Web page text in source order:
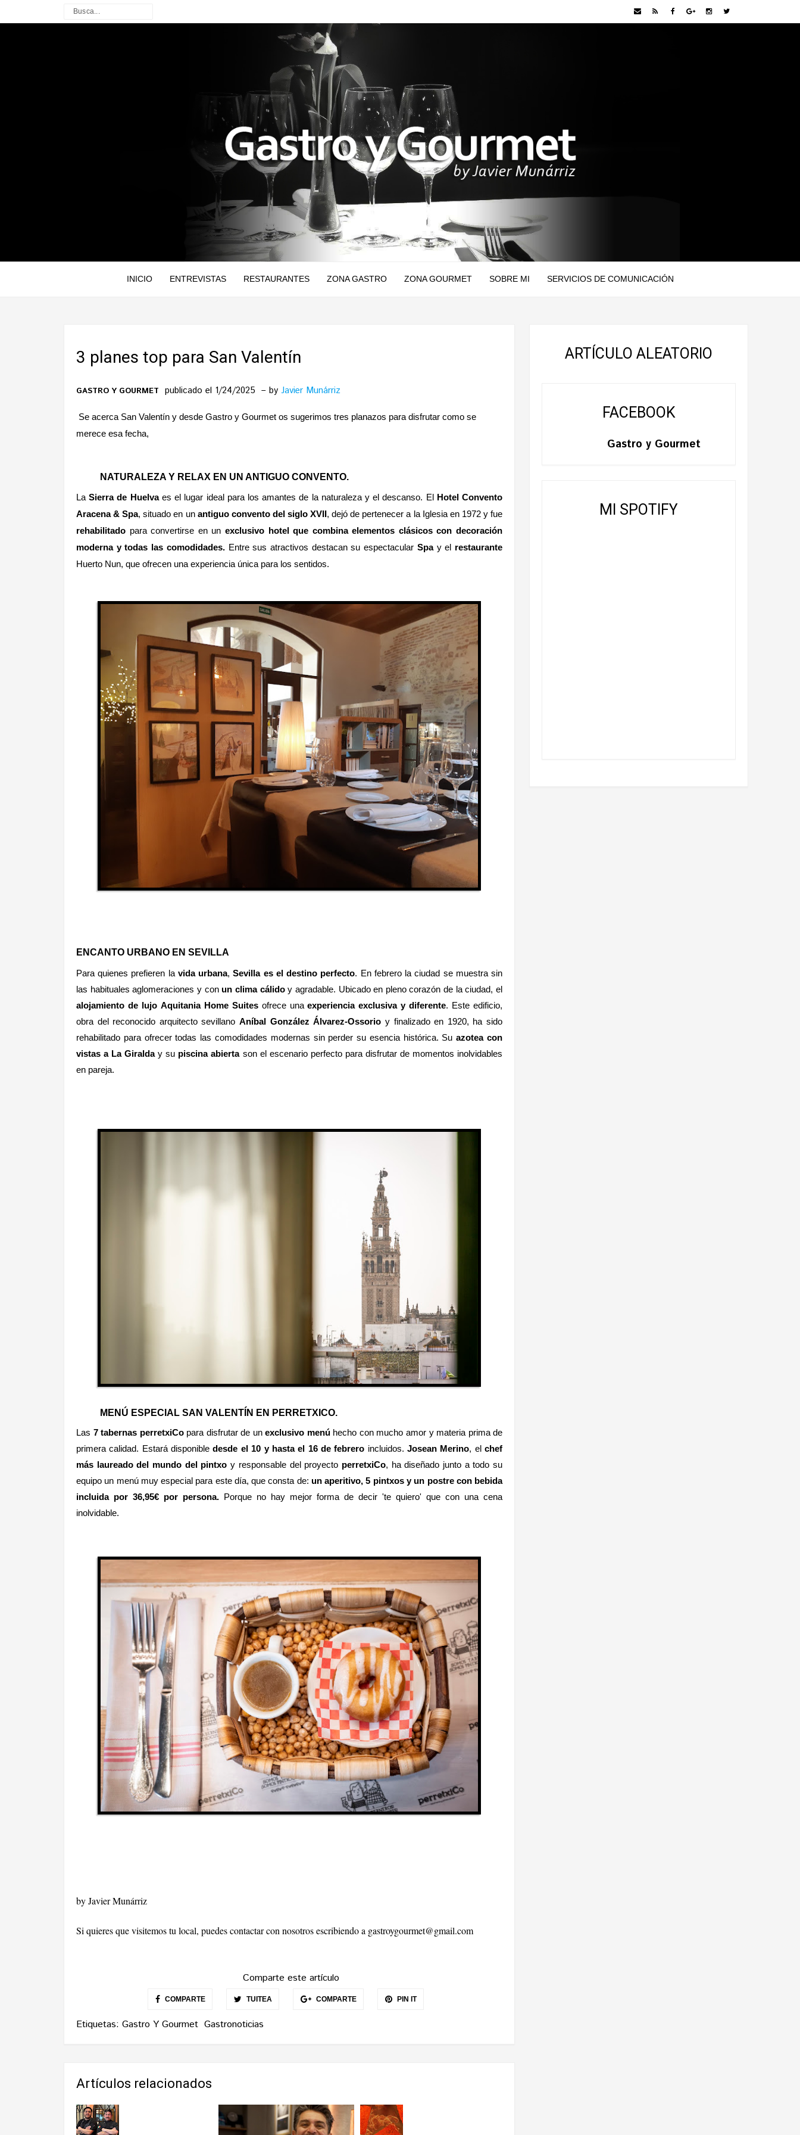
INICIO ENTREVISTAS RESTAURANTES ZONA GASTRO ZONA GOURMET SOBRE MI SERVICIOS DE COMUNICACIÓN
3 planes top para San Valentín
GASTRO Y GOURMET publicado el 1/24/2025 by Javier Munárriz
Se acerca San Valentín y desde Gastro y Gourmet os sugerimos tres planazos para disfrutar como se
merece esa fecha,
NATURALEZA Y RELAX EN UN ANTIGUO CONVENTO.
LaSierra de Huelvaes el lugar ideal para los amantes de la naturaleza y el descanso. El Hotel Convento
Aracena & Spa, situado en un antiguo convento del siglo XVII, dejó de pertenecer a la Iglesia en 1972 y fue
rehabilitado para convertirse en un exclusivo hotel que combina elementos clásicos con decoración
moderna y todas las comodidades.Entre sus atractivos destacan su espectacular Spay el restaurante
Huerto Nun, que ofrecen una experiencia única para los sentidos.
ENCANTO URBANO EN SEVILLA
Para quienes prefieren la vida urbana,Sevilla es el destino perfecto. En febrero la ciudad se muestra sin
las habituales aglomeraciones y con un clima cálidoy agradable. Ubicado en pleno corazón de la ciudad, el
alojamiento de lujo Aquitania Home Suitesofrece unaexperiencia exclusiva y diferente. Este edificio,
obra del reconocido arquitecto sevillanoAníbal González Álvarez-Ossorio y finalizado en 1920, ha sido
rehabilitado para ofrecer todas las comodidades modernas sin perder su esencia histórica. Suazotea con
vistas a La Giralday su piscina abiertason el escenario perfecto para disfrutar de momentos inolvidables
en pareja.
MENÚ ESPECIAL SAN VALENTÍN EN PERRETXICO.
Las 7 tabernas perretxiCopara disfrutar de unexclusivo menúhecho con mucho amor y materia prima de
primera calidad. Estará disponibledesde el 10 y hasta el 16 de febrero incluidos.Josean Merino, elchef
más laureado del mundo del pintxo y responsable del proyecto perretxiCo, ha diseñado junto a todo su
equipo un menú muy especial para este día, que consta de: un aperitivo, 5 pintxos y un postre con bebida
incluida por 36,95€ por persona. Porque no hay mejor forma de decir 'te quiero' que con una cena
inolvidable.
by Javier Munárriz
Si quieres que visitemos tu local, puedes contactar con nosotros escribiendo a gastroygourmet@gmail.com
Comparte este artículo
COMPARTE TUITEA COMPARTE PIN IT
Etiquetas: Gastro Y Gourmet Gastronoticias
Artículos relacionados
ARTÍCULO ALEATORIO
FACEBOOK
Gastro y Gourmet
MI SPOTIFY